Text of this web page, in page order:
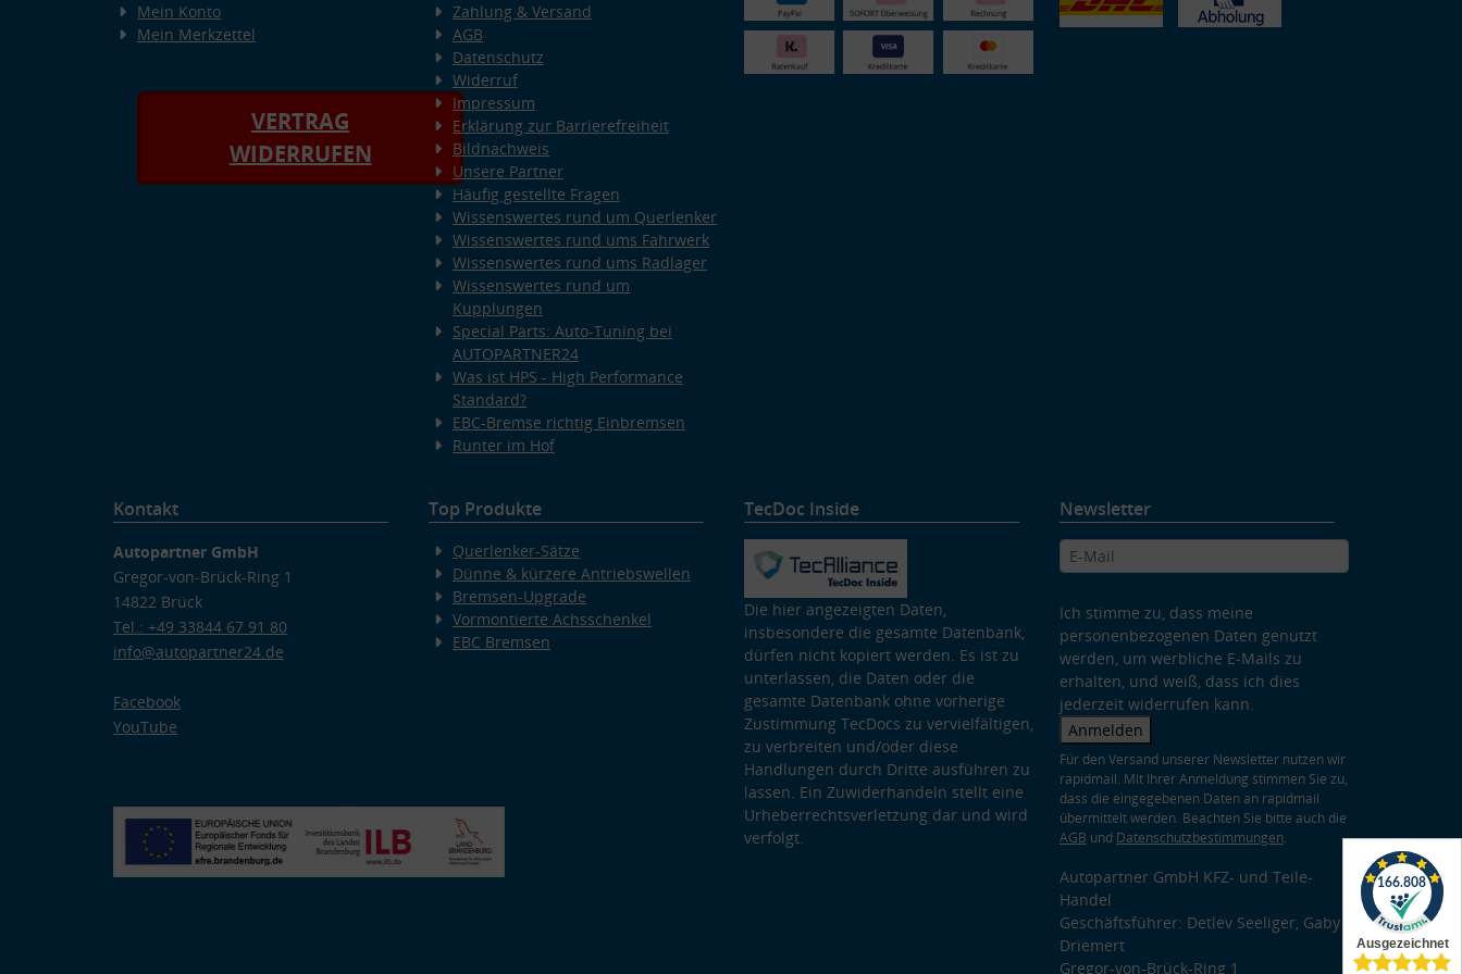
Mein Konto
Mein Merkzettel
VERTRAG
WIDERRUFEN
Zahlung & Versand
AGB
Datenschutz
Widerruf
Impressum
Erklärung zur Barrierefreiheit
Bildnachweis
Unsere Partner
Häufig gestellte Fragen
Wissenswertes rund um Querlenker
Wissenswertes rund ums Fahrwerk
Wissenswertes rund ums Radlager
Wissenswertes rund um
Kupplungen
Special Parts: Auto-Tuning bei
AUTOPARTNER24
Was ist HPS - High Performance
Standard?
EBC-Bremse richtig Einbremsen
Runter im Hof
Kontakt
Autopartner GmbH
Gregor-von-Brück-Ring 1
14822 Brück
Tel.: +49 33844 67 91 80
info@autopartner24.de
Facebook
YouTube
Top Produkte
Querlenker-Sätze
Dünne & kürzere Antriebswellen
Bremsen-Upgrade
Vormontierte Achsschenkel
EBC Bremsen
TecDoc Inside
Die hier angezeigten Daten,
insbesondere die gesamte Datenbank,
dürfen nicht kopiert werden. Es ist zu
unterlassen, die Daten oder die
gesamte Datenbank ohne vorherige
Zustimmung TecDocs zu vervielfältigen,
zu verbreiten und/oder diese
Handlungen durch Dritte ausführen zu
lassen. Ein Zuwiderhandeln stellt eine
Urheberrechtsverletzung dar und wird
verfolgt.
Newsletter
Ich stimme zu, dass meine
personenbezogenen Daten genutzt
werden, um werbliche E-Mails zu
erhalten, und weiß, dass ich dies
jederzeit widerrufen kann.
Anmelden
Für den Versand unserer Newsletter nutzen wir
rapidmail. Mit Ihrer Anmeldung stimmen Sie zu,
dass die eingegebenen Daten an rapidmail
übermittelt werden. Beachten Sie bitte auch die
AGB und Datenschutzbestimmungen.
Autopartner GmbH KFZ- und Teile-
Handel
Geschäftsführer: Detlev Seeliger, Gaby
Driemert
Gregor-von-Brück-Ring 1